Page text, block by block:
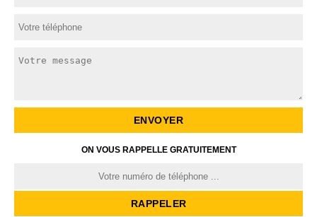
ON VOUS RAPPELLE GRATUITEMENT